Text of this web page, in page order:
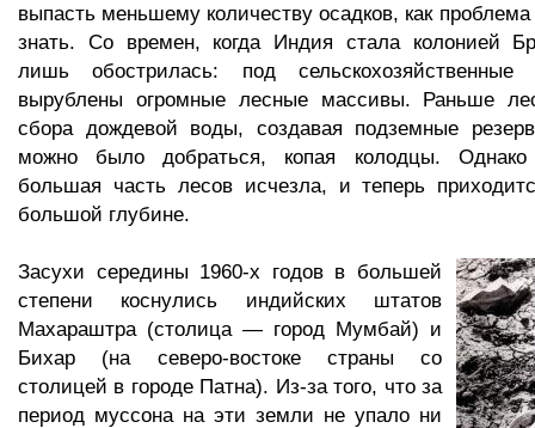
выпасть меньшему количеству осадков, как
знать. Со времен, когда Индия стала колонией
лишь обострилась: под
вырублены огромные лесные массивы. Раньше
сбора дождевой воды, создавая подземные
можно было добраться, копая колодцы. Однако
большая часть лесов исчезла, и теперь
большой глубине.
Засухи середины 1960-х годов в большей
степени коснулись индийских штатов
Махараштра (столица — город Мумбай) и
Бихар (на северо-востоке страны со
столицей в городе Патна). Из-за того, что за
период муссона на эти земли не упало ни